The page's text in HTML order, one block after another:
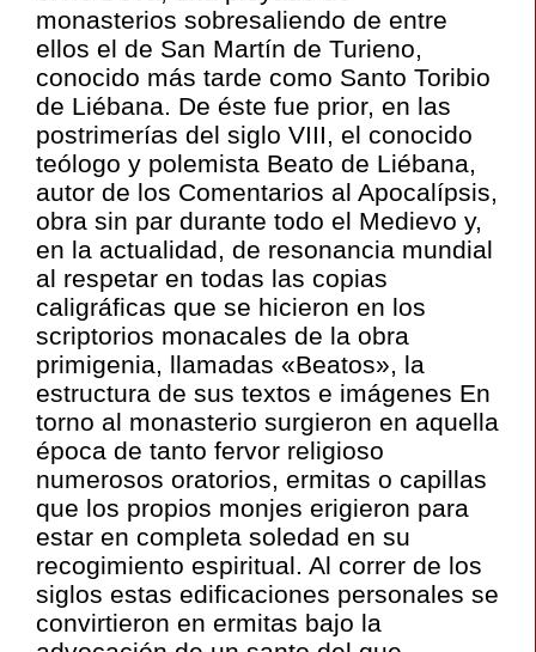
monasterios sobresaliendo de entre
ellos el de San Martín de Turieno,
conocido más tarde como Santo Toribio
de Liébana. De éste fue prior, en las
postrimerías del siglo VIII, el conocido
teólogo y polemista Beato de Liébana,
autor de los Comentarios al Apocalípsis,
obra sin par durante todo el Medievo y,
en la actualidad, de resonancia mundial
al respetar en todas las copias
caligráficas que se hicieron en los
scriptorios monacales de la obra
primigenia, llamadas «Beatos», la
estructura de sus textos e imágenes En
torno al monasterio surgieron en aquella
época de tanto fervor religioso
numerosos oratorios, ermitas o capillas
que los propios monjes erigieron para
estar en completa soledad en su
recogimiento espiritual. Al correr de los
siglos estas edificaciones personales se
convirtieron en ermitas bajo la